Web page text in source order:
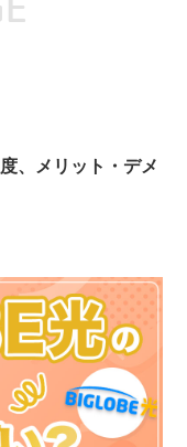
、メリット・デメ